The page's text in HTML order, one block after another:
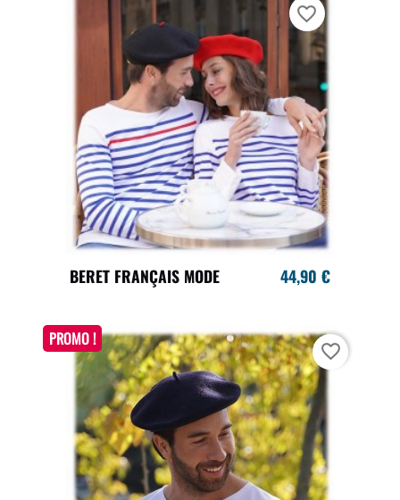
BERET FRANÇAIS MODE 44,90 €
favorite_border
PROMO !
favorite_border